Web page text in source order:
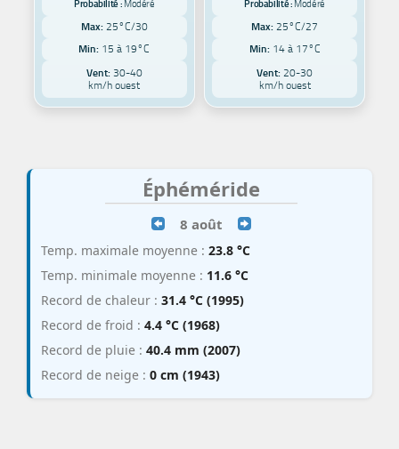
Probabilité : Modéré
Max: 25°C/30
Min: 15 à 19°C
Vent:30-40
km/h ouest
Probabilité : Modéré
Max: 25°C/27
Min: 14 à 17°C
Vent: 20-30
km/h ouest
Éphéméride
8 août
Temp. maximale moyenne : 23.8 °C
Temp. minimale moyenne : 11.6 °C
Record de chaleur : 31.4 °C (1995)
Record de froid : 4.4 °C (1968)
Record de pluie : 40.4 mm (2007)
Record de neige : 0 cm (1943)